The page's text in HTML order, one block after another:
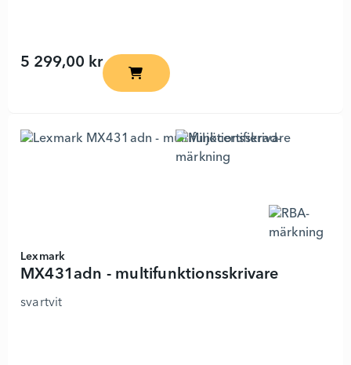
5 299,00 krMX331adn - multifunktionsskrivare -
Lexmark
MX431adn - multifunktionsskrivare
svartvit